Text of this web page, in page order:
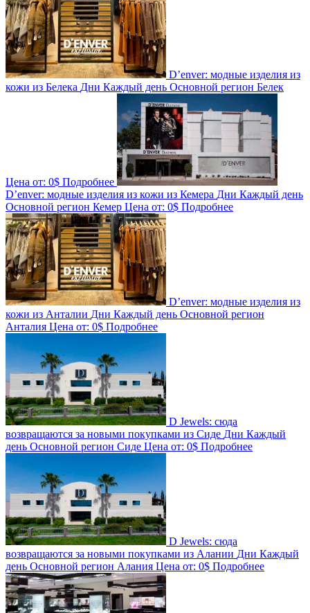
D’enver: модные изделия из
кожи из Белека Дни Каждый день Основной регион Белек
Цена от: 0$ Подробнее
D’enver: модные изделия из кожи из Кемера Дни Каждый день
Основной регион Кемер Цена от: 0$ Подробнее
D’enver: модные изделия из
кожи из Анталии Дни Каждый день Основной регион
Анталия Цена от: 0$ Подробнее
D Jewels: сюда
возвращаются за новыми покупками из Сиде Дни Каждый
день Основной регион Сиде Цена от: 0$ Подробнее
D Jewels: сюда
возвращаются за новыми покупками из Алании Дни Каждый
день Основной регион Алания Цена от: 0$ Подробнее